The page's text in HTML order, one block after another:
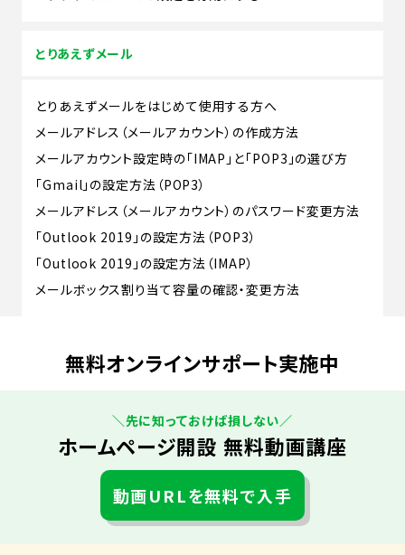
とりあえずメール
とりあえずメールをはじめて使用する方へ
メールアドレス（メールアカウント）の作成方法
メールアカウント設定時の「IMAP」と「POP3」の選び方
「Gmail」の設定方法（POP3）
メールアドレス（メールアカウント）のパスワード変更方法
「Outlook 2019」の設定方法（POP3）
「Outlook 2019」の設定方法（IMAP）
メールボックス割り当て容量の確認・変更方法
無料オンラインサポート実施中
＼先に知っておけば損しない／
ホームページ開設 無料動画講座
動画URLを無料で入手